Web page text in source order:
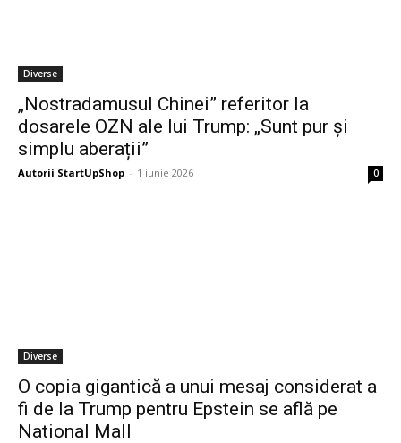
Diverse
„Nostradamusul Chinei” referitor la
dosarele OZN ale lui Trump: „Sunt pur și
simplu aberații”
Autorii StartUpShop - 1 iunie 2026 0
Diverse
O copia gigantică a unui mesaj considerat a
fi de la Trump pentru Epstein se află pe
National Mall